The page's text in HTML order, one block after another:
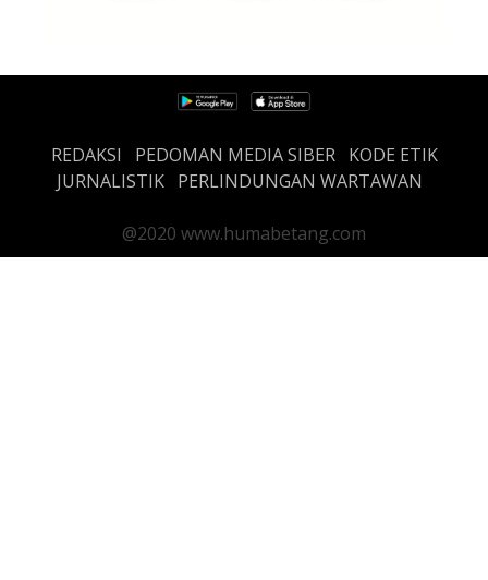
REDAKSI PEDOMAN MEDIA SIBER
KODE ETIK
JURNALISTIK PERLINDUNGAN WARTAWAN
@2020 www.humabetang.com